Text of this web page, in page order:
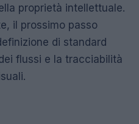
proprietà intellettuale.
il prossimo passo
di standard
flussi e la tracciabilità